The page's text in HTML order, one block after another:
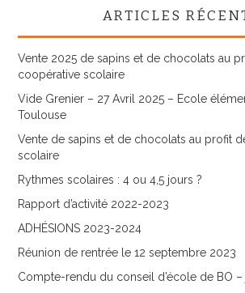
ARTICLES
Vente 2025 de sapins et de chocolats au
coopérative scolaire
Vide Grenier – 27 Avril 2025 – Ecole
Toulouse
Vente de sapins et de chocolats au profit
scolaire
Rythmes scolaires : 4 ou 4,5 jours ?
Rapport d’activité 2022-2023
ADHÉSIONS 2023-2024
Réunion de rentrée le 12 septembre 2023
Compte-rendu du conseil d’école de BO –